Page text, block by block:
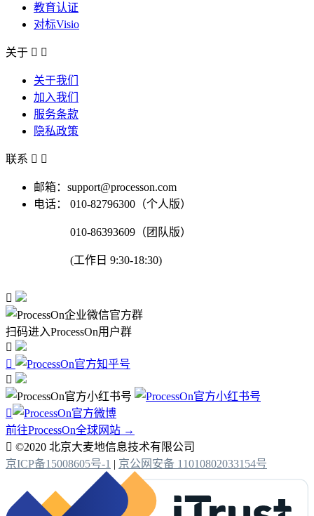
教育认证
对标Visio
关于  
关于我们
加入我们
服务条款
隐私政策
联系  
邮箱：support@processon.com
电话：
010-82796300（个人版）
010-86393609（团队版）
(工作日 9:30-18:30)

扫码进入ProcessOn用户群




前往ProcessOn全球网站 →
 ©2020 北京大麦地信息技术有限公司
京ICP备15008605号-1 | 京公网安备 11010802033154号